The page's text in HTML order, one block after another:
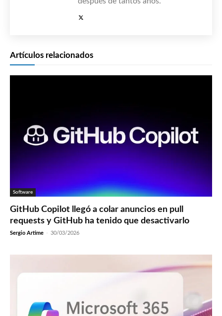
Artículos relacionados
Software
GitHub Copilot llegó a colar anuncios en pull
requests y GitHub ha tenido que desactivarlo
Sergio Artime - 30/03/2026